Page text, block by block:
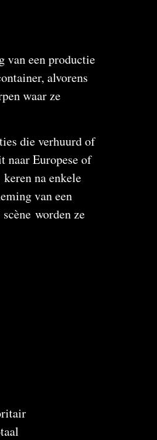
van een productie
alvorens
waar ze
die verhuurd of
naar Europese of
na enkele
van een
worden ze